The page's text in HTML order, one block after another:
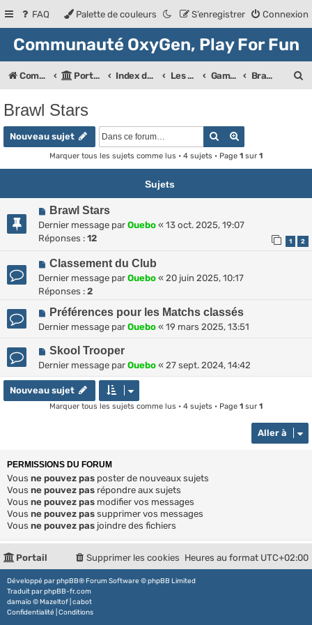
FAQ Connexion
S’enregistrer
Palette de couleurs
Communauté OxyGen, Play For Fun
Communauté OXyGeN Portail Index des forums Les Forums de la communauté Game is Life! Brawl Stars
c
e
Brawl Stars
Nouveau sujet Rechercher
Marquer tous les sujets comme lus • 4 sujets • Page 1 sur 1
Sujets
Brawl Stars
Dernier message par Ouebo « 13 oct. 2025, 19:07
Réponses : 12 1 2
Classement du Club
Dernier message par Ouebo « 20 juin 2025, 10:17
Réponses : 2
Préférences pour les Matchs classés
Dernier message par Ouebo « 19 mars 2025, 13:51
Skool Trooper
Dernier message par Ouebo « 27 sept. 2024, 14:42
Nouveau sujet
Marquer tous les sujets comme lus • 4 sujets • Page 1 sur 1
Aller à
PERMISSIONS DU FORUM
Vous ne pouvez pas poster de nouveaux sujets
Vous ne pouvez pas répondre aux sujets
Vous ne pouvez pas modifier vos messages
Vous ne pouvez pas supprimer vos messages
Vous ne pouvez pas joindre des fichiers
Portail Heures au format UTC+02:00
Supprimer les cookies
Développé parphpBB® Forum Software © phpBB Limited
Traduit parphpBB-fr.com
damaïo ©Mazeltof cabot
Confidentialité Conditions